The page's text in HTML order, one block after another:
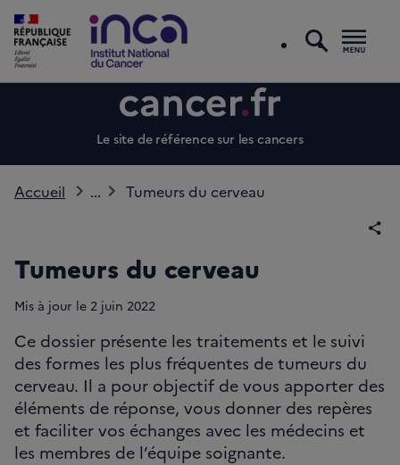
Le site de référence sur les cancers
Accueil ... Tumeurs du cerveau
Tumeurs du cerveau
Mis à jour le 2 juin 2022
Ce dossier présente les traitements et le suivi
des formes les plus fréquentes de tumeurs du
cerveau. Il a pour objectif de vous apporter des
éléments de réponse, vous donner des repères
et faciliter vos échanges avec les médecins et
les membres de l’équipe soignante.